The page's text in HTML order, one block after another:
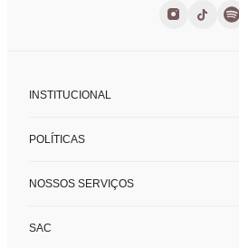
INSTITUCIONAL
Nossas lojas
POLÍTICAS
Trocas e devoluções
NOSSOS SERVIÇOS
Charada concierge
SAC